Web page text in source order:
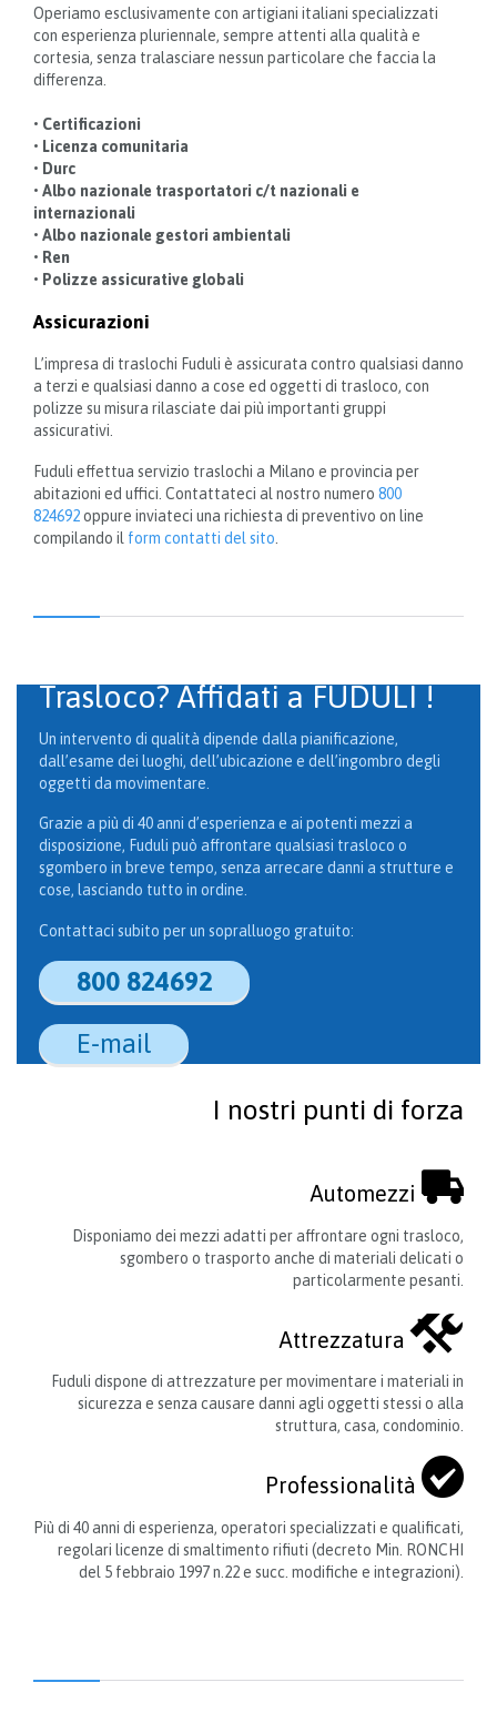
Operiamo esclusivamente con artigiani italiani specializzati
con esperienza pluriennale, sempre attenti alla qualità e
cortesia, senza tralasciare nessun particolare che faccia la
differenza.
• Certificazioni
• Licenza comunitaria
• Durc
• Albo nazionale trasportatori c/t nazionali e
internazionali
• Albo nazionale gestori ambientali
• Ren
• Polizze assicurative globali
Assicurazioni
L’impresa di traslochi Fuduli è assicurata contro qualsiasi danno
a terzi e qualsiasi danno a cose ed oggetti di trasloco, con
polizze su misura rilasciate dai più importanti gruppi
assicurativi.
Fuduli effettua servizio traslochi a Milano e provincia per
abitazioni ed uffici. Contattateci al nostro numero 800
824692oppure inviateci una richiesta di preventivo on line
compilando il form contatti del sito
Trasloco? Affidati a FUDULI !
Un intervento di qualità dipende dalla pianificazione,
dall’esame dei luoghi, dell’ubicazione e dell’ingombro degli
oggetti da movimentare.
Grazie a più di 40 anni d’esperienza e ai potenti mezzi a
disposizione, Fuduli può affrontare qualsiasi trasloco o
sgombero in breve tempo, senza arrecare danni a strutture e
cose, lasciando tutto in ordine.
Contattaci subito per un sopralluogo gratuito:
800 824692
E-mail
I nostri punti di forza
Automezzi 
Disponiamo dei mezzi adatti per affrontare ogni trasloco,
sgombero o trasporto anche di materiali delicati o
particolarmente pesanti.
Attrezzatura
Fuduli dispone di attrezzature per movimentare i materiali in
sicurezza e senza causare danni agli oggetti stessi o alla
struttura, casa, condominio.
Professionalità 
Più di 40 anni di esperienza, operatori specializzati e qualificati,
regolari licenze di smaltimento rifiuti (decreto Min. RONCHI
del 5 febbraio 1997 n.22 e succ. modifiche e integrazioni).